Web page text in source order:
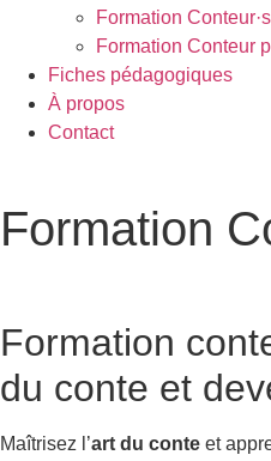
Formation
Formation Conteur
Fiches pédagogiques
À propos
Contact
Formation
Formation
du conte et
Maîtrisez l’art du conte et